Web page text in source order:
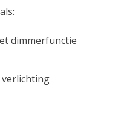
dimmerfunctie